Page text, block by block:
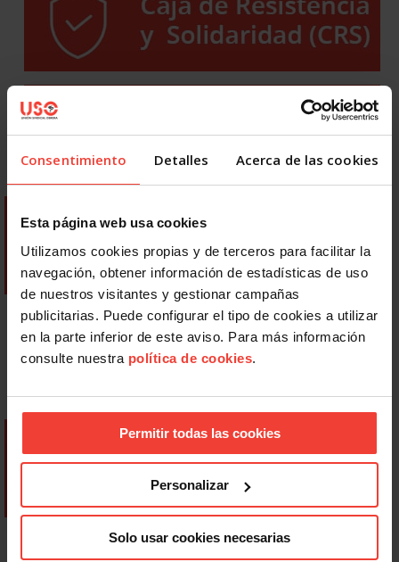
Consentimiento Detalles Acerca de las cookies
Esta página web usa cookies
Utilizamos cookies propias y de terceros para facilitar la
navegación, obtener información de estadísticas de uso
de nuestros visitantes y gestionar campañas
publicitarias. Puede configurar el tipo de cookies a utilizar
en la parte inferior de este aviso. Para más información
consulte nuestra política de cookies.
Permitir todas las cookies
Personalizar
Solo usar cookies necesarias